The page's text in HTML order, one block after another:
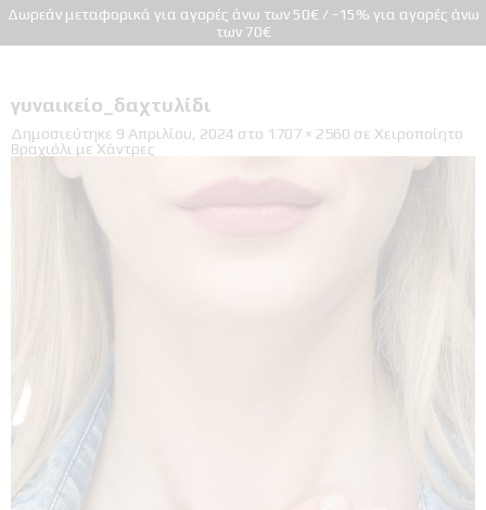
Δωρεάν μεταφορικά για αγορές άνω των 50€ / -15% για αγορές άνω
των 70€
γυναικείο_δαχτυλίδι
Δημοσιεύτηκε 9 Απριλίου, 2024 στο 1707 × 2560 σε Χειροποίητο
Βραχιόλι με Χάντρες